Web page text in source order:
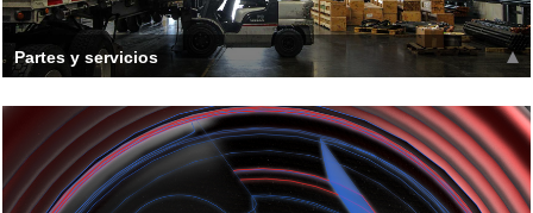
Partes y servicios
esencial, por lo que ofrecemos un servicio continuo,
mantenimiento, reparación y Leer más >>